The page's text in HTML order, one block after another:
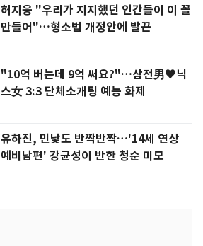
허지웅 "우리가 지지했던 인간들이 이 꼴
만들어"…형소법 개정안에 발끈
"10억 버는데 9억 써요?"…삼전男♥닉
스女 3:3 단체소개팅 예능 화제
유하진, 민낯도 반짝반짝…'14세 연상
예비남편' 강균성이 반한 청순 미모